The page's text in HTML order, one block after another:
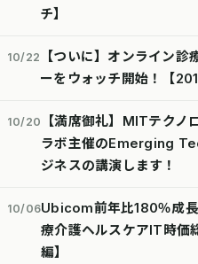
チ】
10/22
【ついに】オンライン診
ーをウォッチ開始！【
10/20
【満席御礼】MITテクノ
ラボ主催のEmerging
ジネスの講演します！
10/06Ubicom前年比180％成
療介護ヘルスケアIT時価
編】